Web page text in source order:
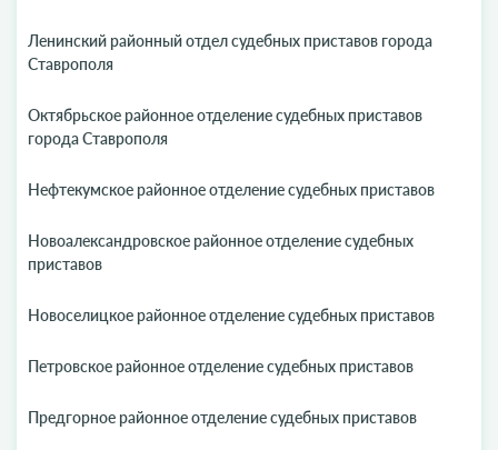
Ленинский районный отдел судебных приставов города
Ставрополя
Октябрьское районное отделение судебных приставов
города Ставрополя
Нефтекумское районное отделение судебных приставов
Новоалександровское районное отделение судебных
приставов
Новоселицкое районное отделение судебных приставов
Петровское районное отделение судебных приставов
Предгорное районное отделение судебных приставов